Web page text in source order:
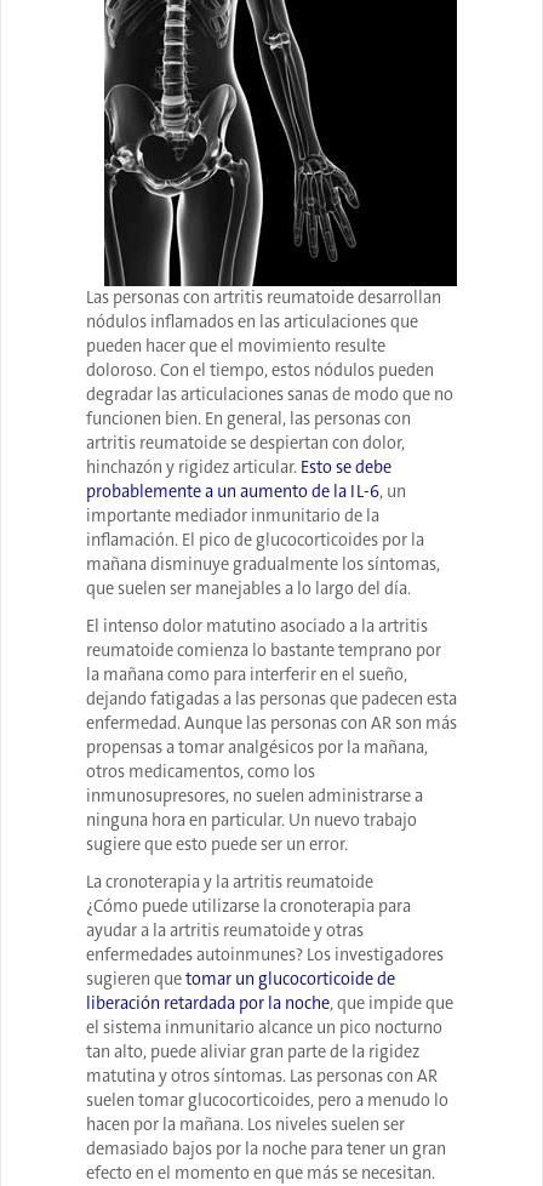
Las personas con artritis reumatoide desarrollan
nódulos inflamados en las articulaciones que
pueden hacer que el movimiento resulte
doloroso. Con el tiempo, estos nódulos pueden
degradar las articulaciones sanas de modo que no
funcionen bien. En general, las personas con
artritis reumatoide se despiertan con dolor,
hinchazón y rigidez articular. Esto se debe
probablemente a un aumento de la IL-6, un
importante mediador inmunitario de la
inflamación. El pico de glucocorticoides por la
mañana disminuye gradualmente los síntomas,
que suelen ser manejables a lo largo del día.
El intenso dolor matutino asociado a la artritis
reumatoide comienza lo bastante temprano por
la mañana como para interferir en el sueño,
dejando fatigadas a las personas que padecen esta
enfermedad. Aunque las personas con AR son más
propensas a tomar analgésicos por la mañana,
otros medicamentos, como los
inmunosupresores, no suelen administrarse a
ninguna hora en particular. Un nuevo trabajo
sugiere que esto puede ser un error.
La cronoterapia y la artritis reumatoide
¿Cómo puede utilizarse la cronoterapia para
ayudar a la artritis reumatoide y otras
enfermedades autoinmunes? Los investigadores
sugieren quetomar un glucocorticoide de
liberación retardada por la noche, que impide que
el sistema inmunitario alcance un pico nocturno
tan alto, puede aliviar gran parte de la rigidez
matutina y otros síntomas. Las personas con AR
suelen tomar glucocorticoides, pero a menudo lo
hacen por la mañana. Los niveles suelen ser
demasiado bajos por la noche para tener un gran
efecto en el momento en que más se necesitan.